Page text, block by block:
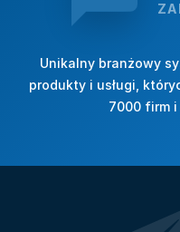
Unikalny branżowy
produkty i usługi,
7000 firm